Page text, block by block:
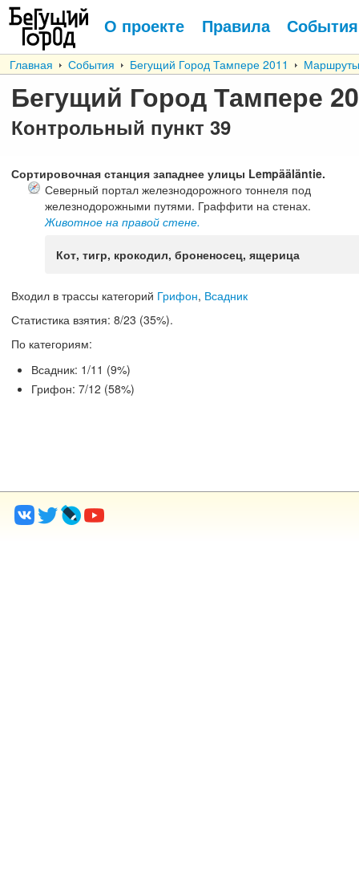
О проекте Правила События
Главная События Бегущий Город Тампере 2011 Маршруты
Бегущий Город Тампере
Контрольный пункт 39
Сортировочная станция западнее улицы Lempääläntie.
Северный портал железнодорожного тоннеля под
железнодорожными путями. Граффити на стенах.
Животное на правой стене.
Кот, тигр, крокодил, броненосец, ящерица
Входил в трассы категорий Грифон, Всадник
Статистика взятия: 8/23 (35%).
По категориям:
Всадник: 1/11 (9%)
Грифон: 7/12 (58%)